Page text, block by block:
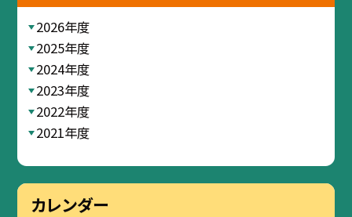
2026年度
2025年度
2024年度
2023年度
2022年度
2021年度
カレンダー